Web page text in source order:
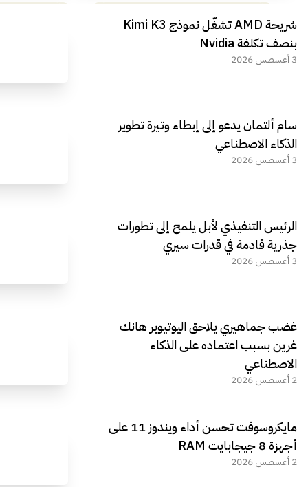
مراجعة شاملة لعملاق الألعاب
الجديد REDMAGIC 11 AIR
شريحة AMD تشغّل نموذج Kimi K3
بنصف تكلفة Nvidia
3 أغسطس 2026
سام ألتمان يدعو إلى إبطاء وتيرة تطوير
الذكاء الاصطناعي
3 أغسطس 2026
الرئيس التنفيذي لأبل يلمح إلى تطورات
جذرية قادمة في قدرات سيري
3 أغسطس 2026
غضب جماهيري يلاحق اليوتيوبر هانك
غرين بسبب اعتماده على الذكاء
الاصطناعي
2 أغسطس 2026
مايكروسوفت تحسن أداء ويندوز 11 على
أجهزة 8 جيجابايت RAM
2 أغسطس 2026